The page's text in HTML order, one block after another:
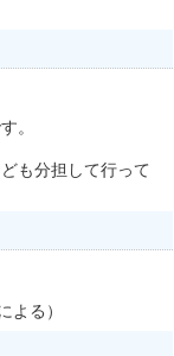
。
も分担して行って
る）